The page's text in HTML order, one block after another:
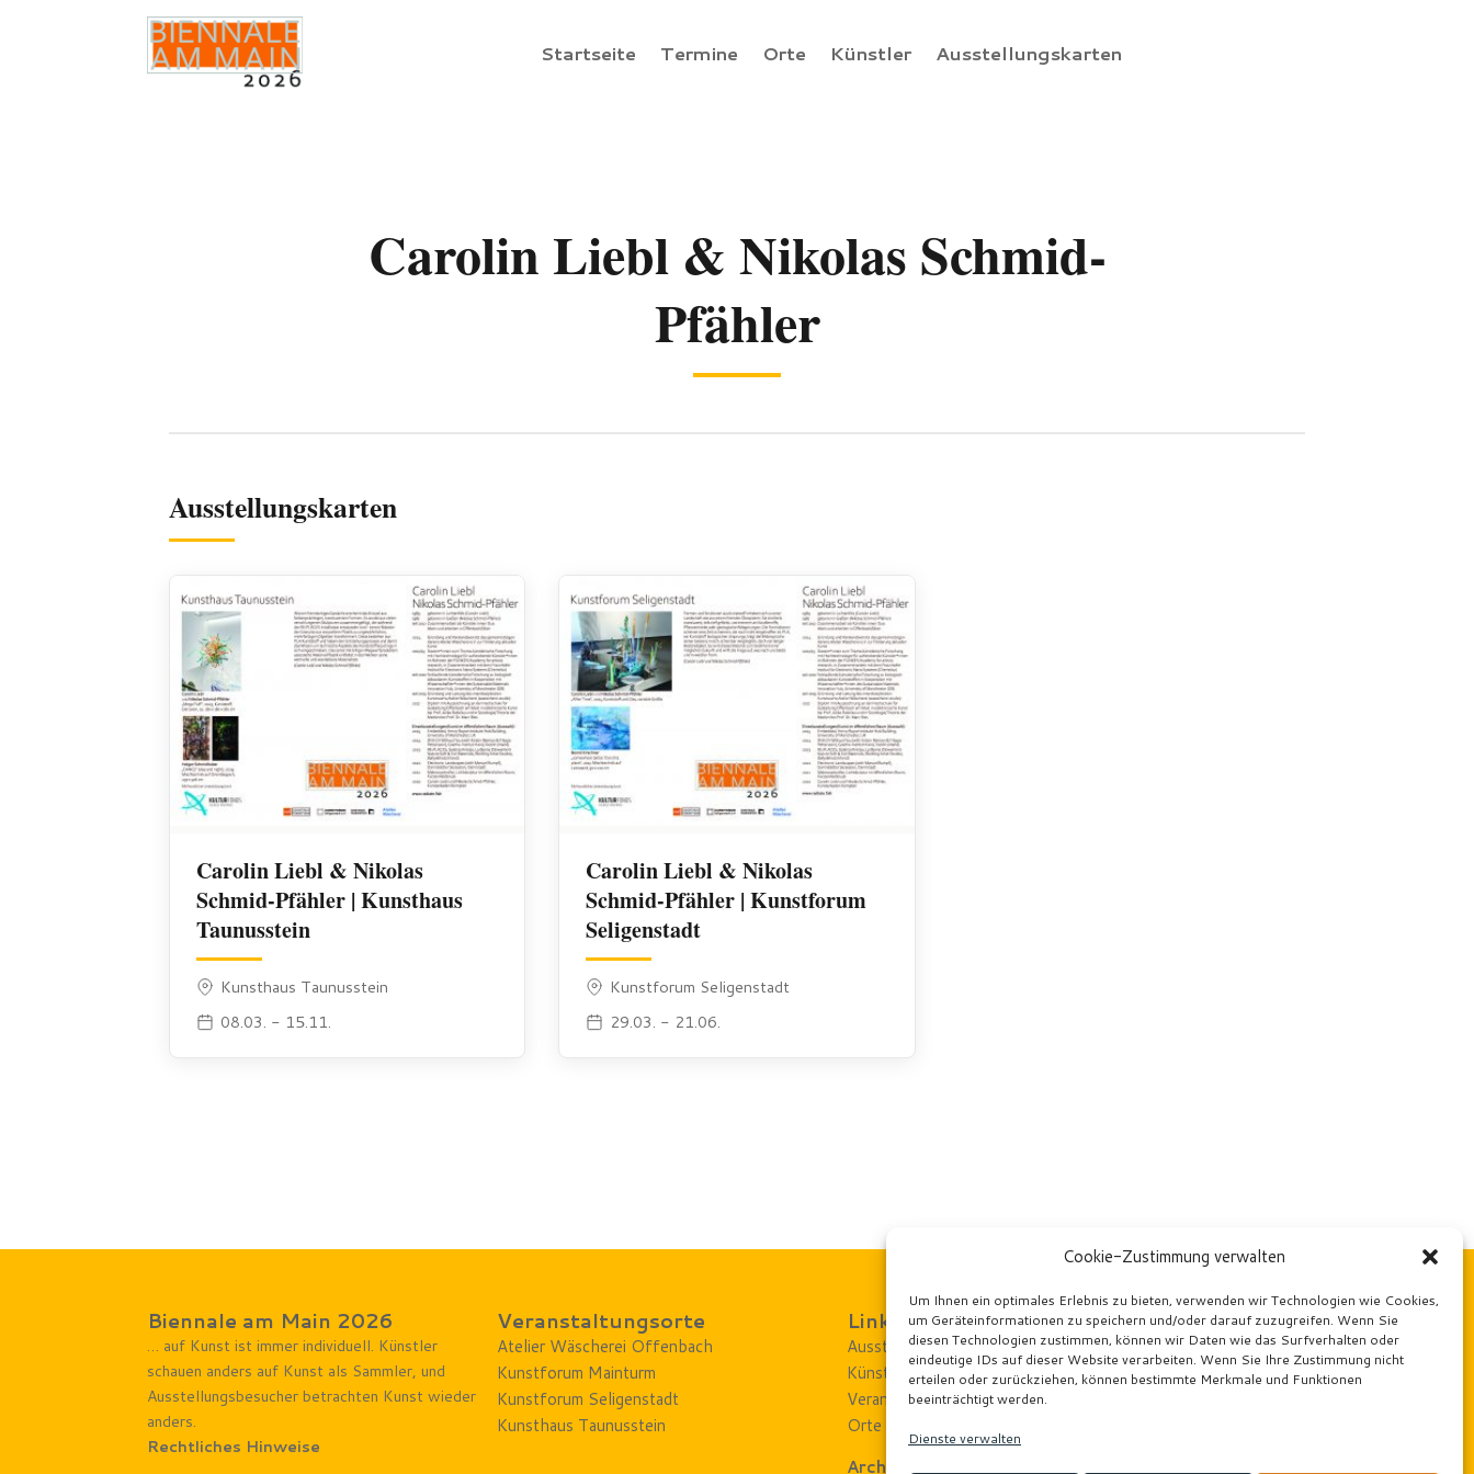
Cookie-Zustimmung verwalten
Um Ihnen ein optimales Erlebnis zu bieten, verwenden wir Technologien wie Cookies,
um Geräteinformationen zu speichern und/oder darauf zuzugreifen. Wenn Sie
diesen Technologien zustimmen, können wir Daten wie das Surfverhalten oder
eindeutige IDs auf dieser Website verarbeiten. Wenn Sie Ihre Zustimmung nicht
erteilen oder zurückziehen, können bestimmte Merkmale und Funktionen
beeinträchtigt werden.
Dienste verwalten
Startseite Termine Orte Künstler Ausstellungskarten
Carolin Liebl & Nikolas Schmid-
Pfähler
Ausstellungskarten
Carolin Liebl & Nikolas
Schmid-Pfähler | Kunsthaus
Taunusstein
Kunsthaus Taunusstein
08.03. - 15.11.
Carolin Liebl & Nikolas
Schmid-Pfähler | Kunstforum
Seligenstadt
Kunstforum Seligenstadt
29.03. - 21.06.
Biennale am Main 2026
… auf Kunst ist immer individuell. Künstler
schauen anders auf Kunst als Sammler, und
Ausstellungsbesucher betrachten Kunst wieder
anders.
Rechtliches Hinweise
Veranstaltungsorte
Atelier Wäscherei Offenbach
Kunstforum Mainturm
Kunstforum Seligenstadt
Kunsthaus Taunusstein
Links
Ausstellungskarten
Künstler
Veranstaltungen
Orte
Archiv 2024